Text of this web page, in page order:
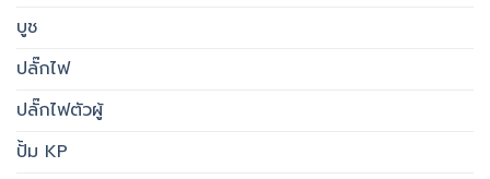
บูช
ปลั๊กไฟ
ปลั๊กไฟตัวผู้
ปั้ม KP